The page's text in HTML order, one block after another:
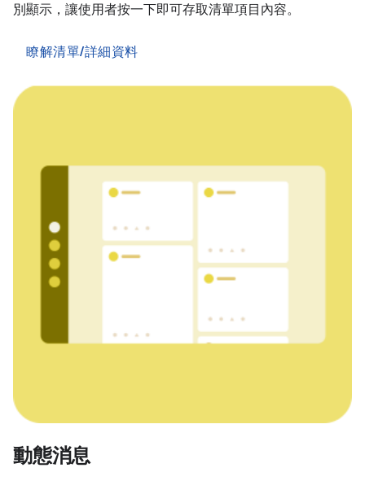
別顯示，讓使用者按一下即可存取清單項目內容。
瞭解清單/詳細資料
動態消息